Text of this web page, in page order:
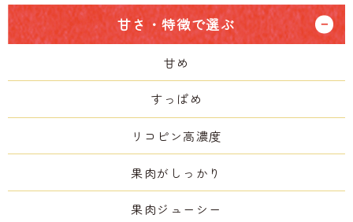
甘さ・特徴で選ぶ
甘め
すっぱめ
リコピン高濃度
果肉がしっかり
果肉ジューシー